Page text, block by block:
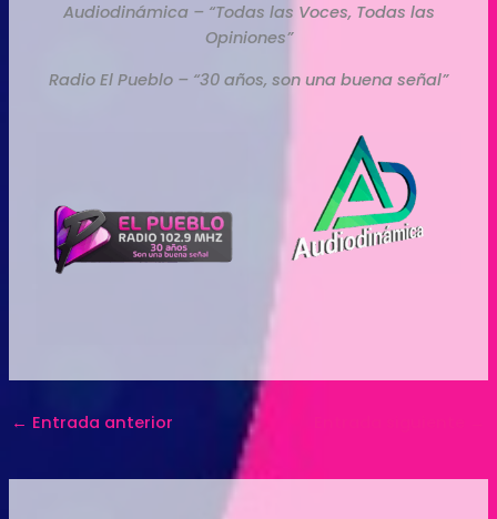
Audiodinámica – “Todas las Voces, Todas las
Opiniones”
Radio El Pueblo – “30 años, son una buena señal”
← Entrada anterior